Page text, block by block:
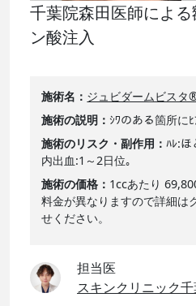
千葉院森田医師によ
ン酸注入
施術名
ジュビダームビスタ
施術の説明
ｼﾜのある箇所に
施術のリスク・副作用
ﾊﾚ:ほ
内出血:1～2日位｡
施術の価格
1ccあたり
料金が異なりますので詳細は
せください。
担当医
スキンクリニック